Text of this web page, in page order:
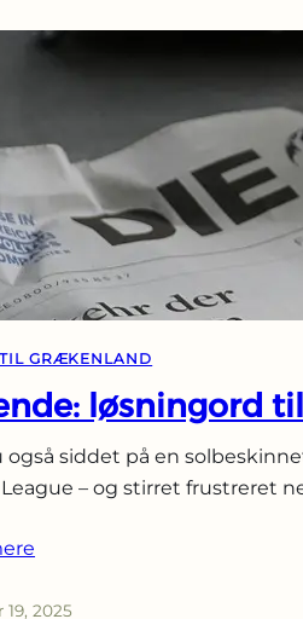
GRÆKENLAND
løsningord
også siddet på en
– og stirret frustreret
2025